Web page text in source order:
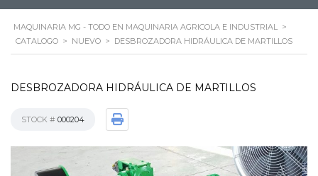
MAQUINARIA MG - TODO EN MAQUINARIA AGRICOLA E INDUSTRIAL >
CATALOGO > NUEVO > DESBROZADORA HIDRÁULICA DE MARTILLOS
DESBROZADORA HIDRÁULICA DE MARTILLOS
STOCK # 000204